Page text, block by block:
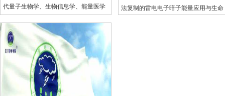
代量子生物学、生物信息学、能量医学
类别，均具备“无实体形态、常规检测不
可见、主导生命功能”的暗态特征：
法复制的雷电电子暗子能量应用与生命